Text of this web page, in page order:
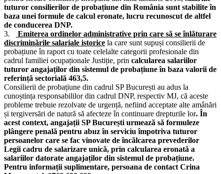
tuturor consilierilor de probațiune din România sunt stabilite în
baza unei formule de calcul eronate, lucru recunoscut de altfel
de conducerea DNP.
3.
Emiterea ordinelor administrative prin care să se înlăturare
discriminările salariale istorice la care sunt supuși consilierii de
probațiune în raport cu toate celelalte categorii profesionale din
cadrul familiei ocupaționale Justiție, prin calcularea salariilor
tuturor angajaților din sistemul de probațiune în baza valorii de
referință sectorială 463,5.
Consilierii de probațiune din cadrul SP București au adus la
cunoștința responsabililor din cadrul DNP, respectiv MJ, că aceste
probleme trebuie rezolvate de urgență, nefiind acceptate alte amânări
și tergiversări de natură să afecteze în continuare drepturile lor. În
acest context, angajații SP București urmează să formuleze
plângere penală pentru abuz în serviciu împotriva tuturor
persoanelor care se fac vinovate de încălcarea prevederilor
Legii cadru de salarizare unică, prin calcularea eronată a
salariilor datorate angajaților din sistemul de probațiune.
Pentru informații suplimentare, persoana de contact Crina